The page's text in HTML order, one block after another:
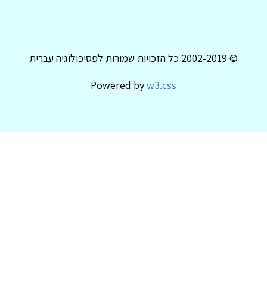
© 2002-2019 כל הזכויות שמורות לפסיכולוגיה עברית
Powered byw3.css